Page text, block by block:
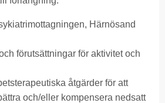
Härnösand
förutsättningar för aktivitet och
åtgärder för att
och/eller kompensera nedsatt